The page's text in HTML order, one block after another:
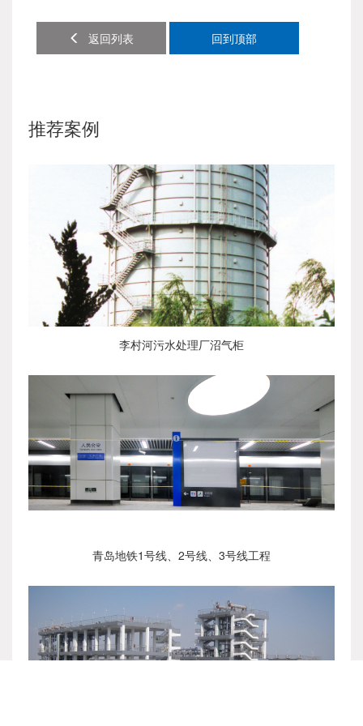
返回列表 回到顶部
推荐案例
李村河污水处理厂沼气柜
青岛地铁1号线、2号线、3号线工程